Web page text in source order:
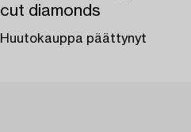
cut diamonds
Huutokauppa päättynyt